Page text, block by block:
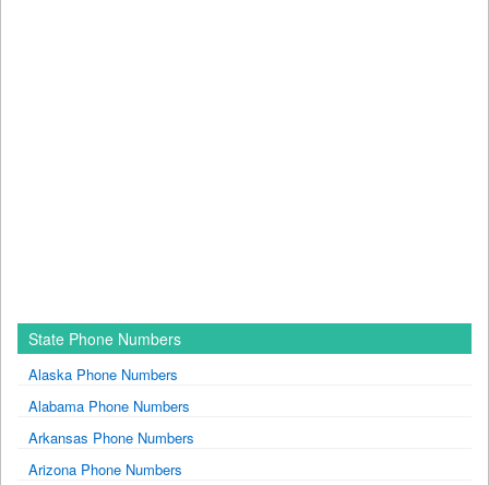
State Phone Numbers
Alaska Phone Numbers
Alabama Phone Numbers
Arkansas Phone Numbers
Arizona Phone Numbers